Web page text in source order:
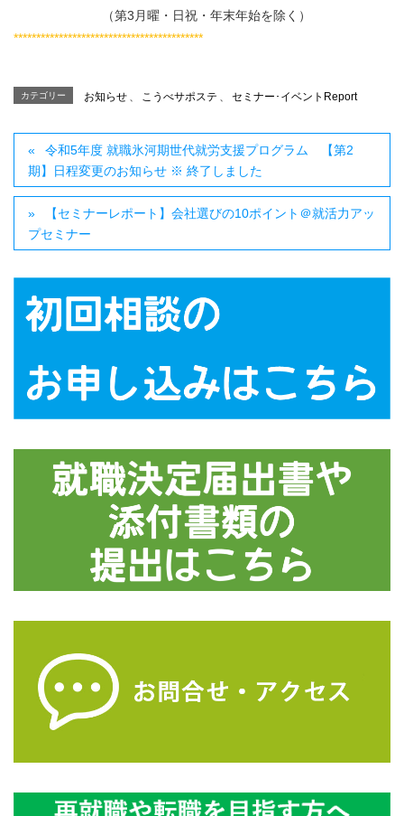
（第3月曜・日祝・年末年始を除く）
******************************************
カテゴリー お知らせ 、 こうべサポステ 、 セミナー･イベントReport
令和5年度 就職氷河期世代就労支援プログラム 【第2
期】日程変更のお知らせ ※ 終了しました
【セミナーレポート】会社選びの10ポイント＠就活力アッ
プセミナー